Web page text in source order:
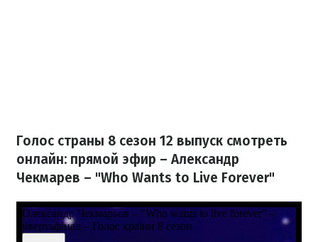
Голос страны 8 сезон 12 выпуск смотреть
онлайн: прямой эфир – Александр
Чекмарев – "Who Wants to Live Forever"